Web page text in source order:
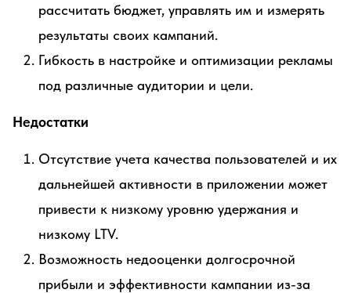
рассчитать бюджет, управлять им и измерять
результаты своих кампаний.
Гибкость в настройке и оптимизации рекламы
под различные аудитории и цели.
Недостатки
Отсутствие учета качества пользователей и их
дальнейшей активности в приложении может
привести к низкому уровню удержания и
низкому LTV.
Возможность недооценки долгосрочной
прибыли и эффективности кампании из-за